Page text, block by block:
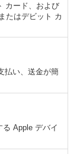
カード、および
たはデビット カ
払い、送金が簡
Apple デバイ